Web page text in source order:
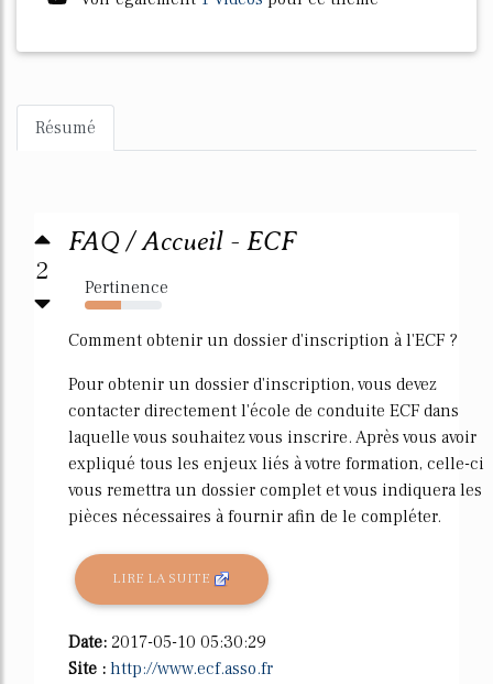
Résumé
2
FAQ / Accueil - ECF
Pertinence
47%
Comment obtenir un dossier d'inscription à l'ECF ?
Pour obtenir un dossier d'inscription, vous devez
contacter directement l'école de conduite ECF dans
laquelle vous souhaitez vous inscrire. Après vous avoir
expliqué tous les enjeux liés à votre formation, celle-ci
vous remettra un dossier complet et vous indiquera les
pièces nécessaires à fournir afin de le compléter.
LIRE LA SUITE
Date: 2017-05-10 05:30:29
Site : http://www.ecf.asso.fr